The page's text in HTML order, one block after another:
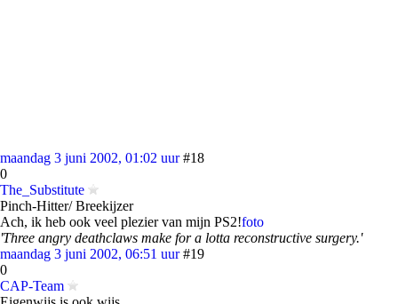
maandag 3 juni 2002, 01:02 uur #18
0
The_Substitute
Pinch-Hitter/ Breekijzer
Ach, ik heb ook veel plezier van mijn PS2!foto
'Three angry deathclaws make for a lotta reconstructive surgery.'
maandag 3 juni 2002, 06:51 uur #19
0
CAP-Team